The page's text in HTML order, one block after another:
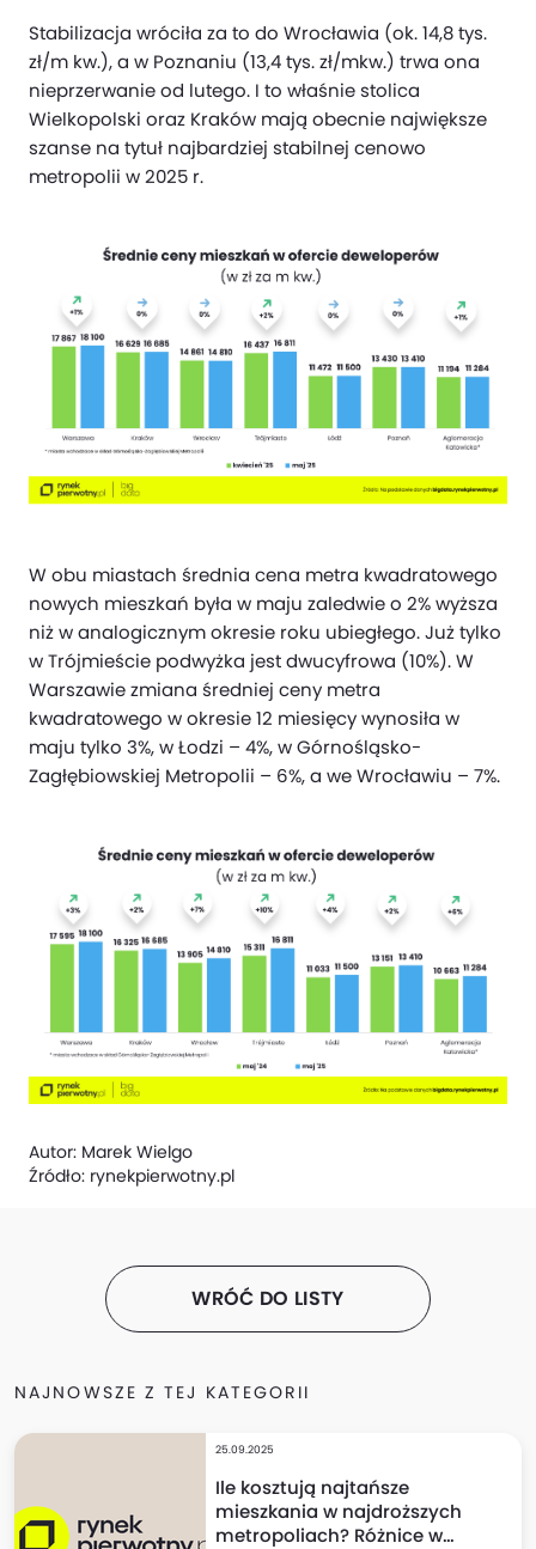
Stabilizacja wróciła za to do Wrocławia (ok. 14,8 tys.
zł/m kw.), a w Poznaniu (13,4 tys. zł/mkw.) trwa ona
nieprzerwanie od lutego. I to właśnie stolica
Wielkopolski oraz Kraków mają obecnie największe
szanse na tytuł najbardziej stabilnej cenowo
metropolii w 2025 r.
W obu miastach średnia cena metra kwadratowego
nowych mieszkań była w maju zaledwie o 2% wyższa
niż w analogicznym okresie roku ubiegłego. Już tylko
w Trójmieście podwyżka jest dwucyfrowa (10%). W
Warszawie zmiana średniej ceny metra
kwadratowego w okresie 12 miesięcy wynosiła w
maju tylko 3%, w Łodzi – 4%, w Górnośląsko-
Zagłębiowskiej Metropolii – 6%, a we Wrocławiu – 7%.
Autor: Marek Wielgo
Źródło: rynekpierwotny.pl
WRÓĆ DO LISTY
NAJNOWSZE Z TEJ KATEGORII
25.09.2025
Ile kosztują najtańsze
mieszkania w najdroższych
metropoliach? Różnice w